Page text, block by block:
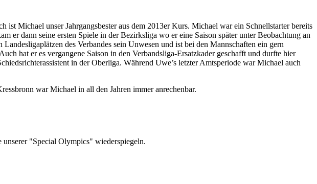
Michael unser Jahrgangsbester aus dem 2013er Kurs. Michael war ein Schnellstarter bereits
er dann seine ersten Spiele in der Bezirksliga wo er eine Saison später unter Beobachtung an
des Verbandes sein Unwesen und ist bei den Mannschaften ein gern
hat er es vergangene Saison in den Verbandsliga-Ersatzkader geschafft und durfte hier
in der Oberliga. Während Uwe’s letzter Amtsperiode war Michael auch
war Michael in all den Jahren immer anrechenbar.
unserer "Special Olympics" wiederspiegeln.